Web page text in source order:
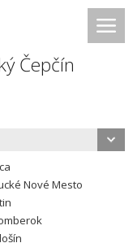
Čepčín
Nové Mesto